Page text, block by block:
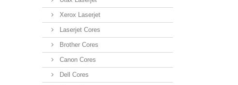
Xerox Laserjet
Laserjet Cores
Brother Cores
Canon Cores
Dell Cores